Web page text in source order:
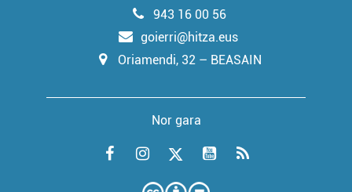
943 16 00 56
goierri@hitza.eus
Oriamendi, 32 – BEASAIN
Nor gara